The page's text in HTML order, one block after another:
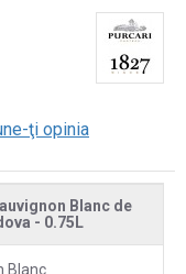
ţi opinia
Blanc de
- 0.75L
Blanc